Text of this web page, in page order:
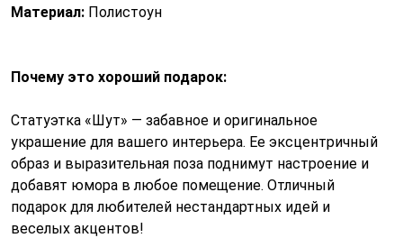
Материал: Полистоун
Почему это хороший подарок:
Статуэтка «Шут» — забавное и оригинальное
украшение для вашего интерьера. Ее эксцентричный
образ и выразительная поза поднимут настроение и
добавят юмора в любое помещение. Отличный
подарок для любителей нестандартных идей и
веселых акцентов!